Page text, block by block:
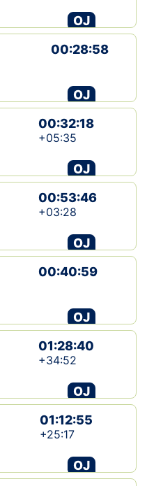
OJ
00:28:58
OJ
00:32:18
+05:35
OJ
00:53:46
+03:28
OJ
00:40:59
OJ
01:28:40
+34:52
OJ
01:12:55
+25:17
OJ